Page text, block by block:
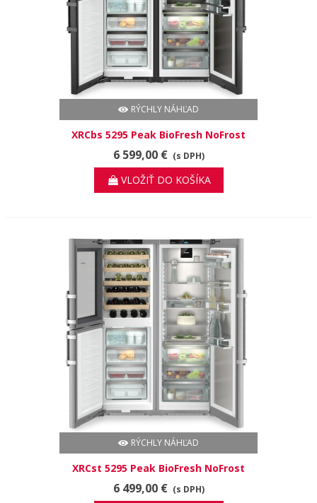
RÝCHLY NÁHĽAD
XRCbs 5295 Peak BioFresh NoFrost
6 599,00 € (s DPH)
VLOŽIŤ DO KOŠÍKA
RÝCHLY NÁHĽAD
XRCst 5295 Peak BioFresh NoFrost
6 499,00 € (s DPH)